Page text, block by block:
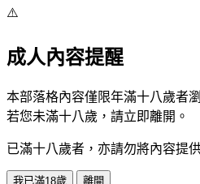
⚠️
成人內容提醒
本部落格內容僅限年滿十八歲者
若您未滿十八歲，請立即離開。
已滿十八歲者，亦請勿將內容提
我已滿18歲 離開